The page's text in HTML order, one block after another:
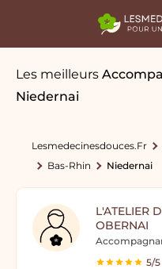
Les meilleurs
Niedernai
Lesmedecinesdouces.fr
Bas-Rhin
Niedernai
L'ATELIER
OBERNAI
5/5